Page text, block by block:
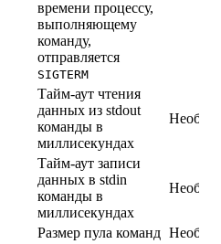
времени процессу,
выполняющему
команду,
отправляется
SIGTERM
Тайм-аут чтения
данных из stdout
команды в
миллисекундах
Тайм-аут записи
данных в stdin
команды в
миллисекундах
Размер пула команд